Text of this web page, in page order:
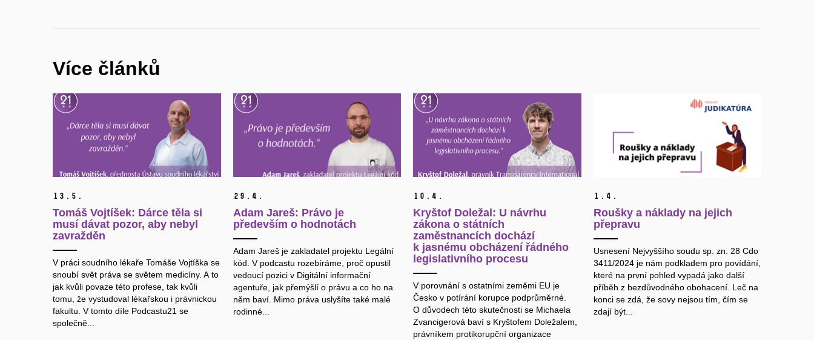
Více článků
13. 5.
Tomáš Vojtíšek: Dárce těla si
musí dávat pozor, aby nebyl
zavražděn
V práci soudního lékaře Tomáše Vojtíška se
snoubí svět práva se světem medicíny. A to
jak kvůli povaze této profese, tak kvůli
tomu, že vystudoval lékařskou i právnickou
fakultu. V tomto díle Podcastu21 se
společně...
29. 4.
Adam Jareš: Právo je
především o hodnotách
Adam Jareš je zakladatel projektu Legální
kód. V podcastu rozebíráme, proč opustil
vedoucí pozici v Digitální informační
agentuře, jak přemýšlí o právu a co ho na
něm baví. Mimo práva uslyšíte také malé
rodinné...
10. 4.
Kryštof Doležal: U návrhu
zákona o státních
zaměstnancích dochází
k jasnému obcházení řádného
legislativního procesu
V porovnání s ostatními zeměmi EU je
Česko v potírání korupce podprůměrné.
O důvodech této skutečnosti se Michaela
Zvancigerová baví s Kryštofem Doležalem,
právníkem protikorupční organizace
1. 4.
Roušky a náklady na jejich
přepravu
Usnesení Nejvyššího soudu sp. zn. 28 Cdo
3411/2024 je nám podkladem pro povídání,
které na první pohled vypadá jako další
příběh z bezdůvodného obohacení. Leč na
konci se zdá, že sovy nejsou tím, čím se
zdají být...